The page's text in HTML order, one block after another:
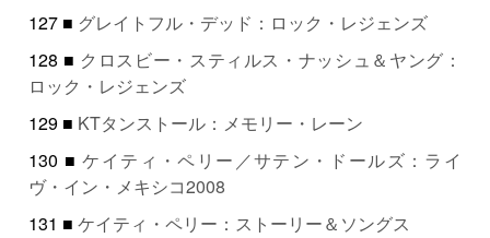
127 ■ グレイトフル・デッド：ロック・レジェンズ
128 ■ クロスビー・スティルス・ナッシュ＆ヤング：
ロック・レジェンズ
129 ■ KTタンストール：メモリー・レーン
130 ■ケイティ・ペリー／サテン・ドールズ：ライ
ヴ・イン・メキシコ2008
131 ■ケイティ・ペリー：ストーリー＆ソングス